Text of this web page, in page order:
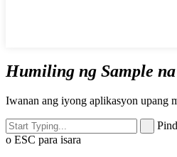
Humiling ng Sample
Iwanan ang iyong aplikasyon upang
o ESC para isara